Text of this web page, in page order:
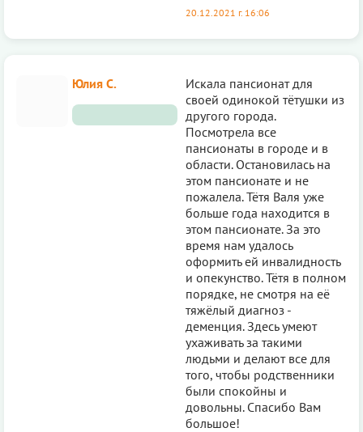
20.12.2021 г. 16:06
Юлия С.
Искала пансионат для
своей одинокой тётушки из
другого города.
Посмотрела все
пансионаты в городе и в
области. Остановилась на
этом пансионате и не
пожалела. Тётя Валя уже
больше года находится в
этом пансионате. За это
время нам удалось
оформить ей инвалидность
и опекунство. Тётя в полном
порядке, не смотря на её
тяжёлый диагноз -
деменция. Здесь умеют
ухаживать за такими
людьми и делают все для
того, чтобы родственники
были спокойны и
довольны. Спасибо Вам
большое!